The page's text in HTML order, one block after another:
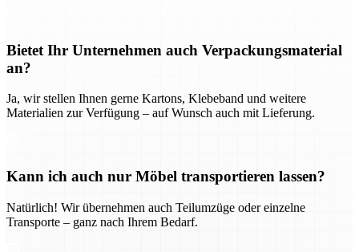
Bietet Ihr Unternehmen auch Verpackungsmaterial
an?
Ja, wir stellen Ihnen gerne Kartons, Klebeband und weitere
Materialien zur Verfügung – auf Wunsch auch mit Lieferung.
Kann ich auch nur Möbel transportieren lassen?
Natürlich! Wir übernehmen auch Teilumzüge oder einzelne
Transporte – ganz nach Ihrem Bedarf.